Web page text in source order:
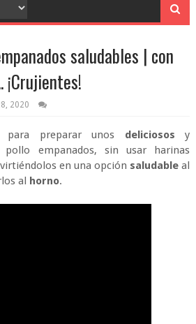
saludables | con
¡Crujientes!
2020
para preparar unos deliciososy
empanados, sin usar harinas
en una opción saludableal
al horno.